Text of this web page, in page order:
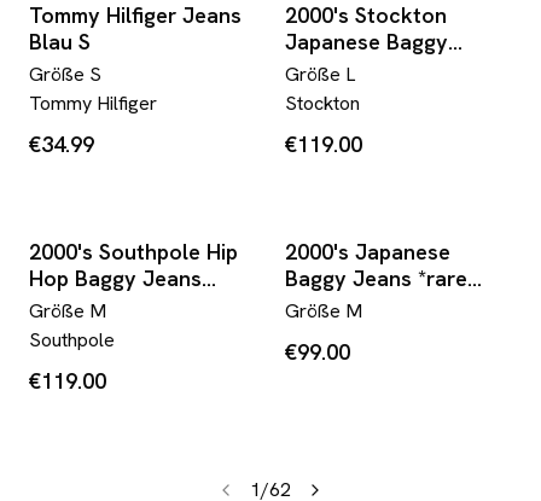
Tommy Hilfiger Jeans
Blau S
Größe S
Tommy Hilfiger
€34.99
2000's Stockton
Japanese Baggy
Jeans *rare 34x34 (L)
Größe L
Stockton
€119.00
2000's Southpole Hip
Hop Baggy Jeans
*rare 32x32 (M)
Größe M
Southpole
€119.00
2000's Japanese
Baggy Jeans *rare
32x34 (M)
Größe M
€99.00
1/62